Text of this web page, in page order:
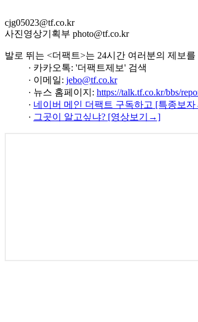
cjg05023@tf.co.kr
사진영상기획부 photo@tf.co.kr
발로 뛰는 <더팩트>는 24시간 여러분의 제보
· 카카오톡: '더팩트제보' 검색
· 이메일: jebo@tf.co.kr
· 뉴스 홈페이지: https://talk.tf.co.kr/bbs/
· 네이버 메인 더팩트 구독하고 [특종보
· 그곳이 알고싶냐? [영상보기→]